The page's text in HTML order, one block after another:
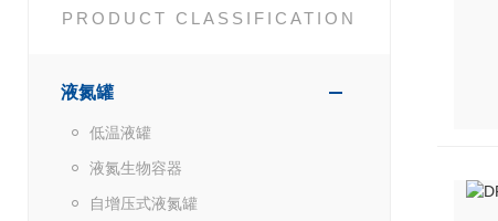
PRODUCT CLASSIFICATION
液氮罐
低温液罐
液氮生物容器
自增压式液氮罐